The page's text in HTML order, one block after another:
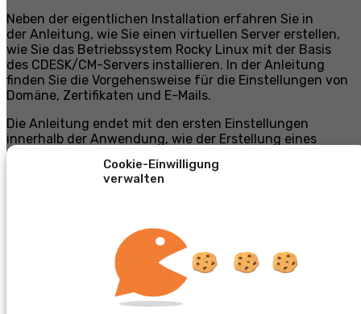
Cookie-Einwilligung
verwalten
Neben der eigentlichen Installation erfahren Sie in
der Anleitung, wie Sie einen virtuellen Server erstellen,
wie Sie das Betriebssystem Rocky Linux mit der Basis
des CDESK/CM-Servers installieren. In der Anleitung
finden Sie die Vorgehensweise für die Einstellungen von
Domäne, Zertifikaten und E-Mails.
Die Anleitung endet mit den ersten Einstellungen
innerhalb der Anwendung, wie der Erstellung eines
Administrators für Ihre CDESK-Umgebung und
grundlegenden visuellen Anpassungen. Zum Beispiel der
Einstellung des Logos oder der Änderung des
Damit Sie Aktualisierungen erhalten, müssen Sie Ihren
Server mit unserem Azure-DevOps-Repository
verbinden, das in unserer On-Premises-Umgebung
betrieben wird. Für diesen Vorgang ist es erforderlich,
dass Sie unseren Mitarbeitern Ihren Server einmalig über
die SSH-Konsole für etwa 10 Minuten zugänglich